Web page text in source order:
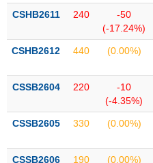
CSHB2611 240
-50
(-17.24%)
CSHB2612 440 (0.00%)
CSSB2604 220
-10
(-4.35%)
CSSB2605 330 (0.00%)
CSSB2606 190 (0.00%)
tức
(-)
của
(-)
Báo